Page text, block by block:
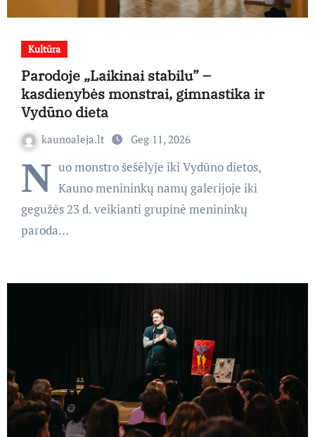
Kultūra
Parodoje „Laikinai stabilu” –
kasdienybės monstrai, gimnastika ir
Vydūno dieta
kaunoaleja.lt Geg 11, 2026
N uo monstro šešėlyje iki Vydūno dietos,
Kauno menininkų namų galerijoje iki
gegužės 23 d. veikianti grupinė menininkų
paroda…